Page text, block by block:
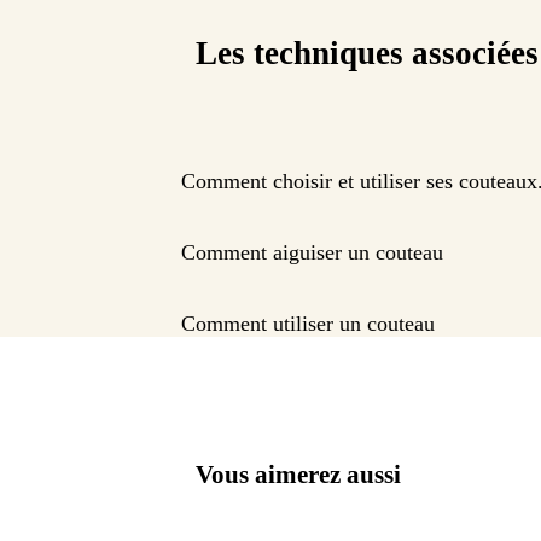
Les techniques associées
Comment choisir et utiliser ses
Comment aiguiser un couteau
Comment utiliser un couteau
Vous aimerez aussi